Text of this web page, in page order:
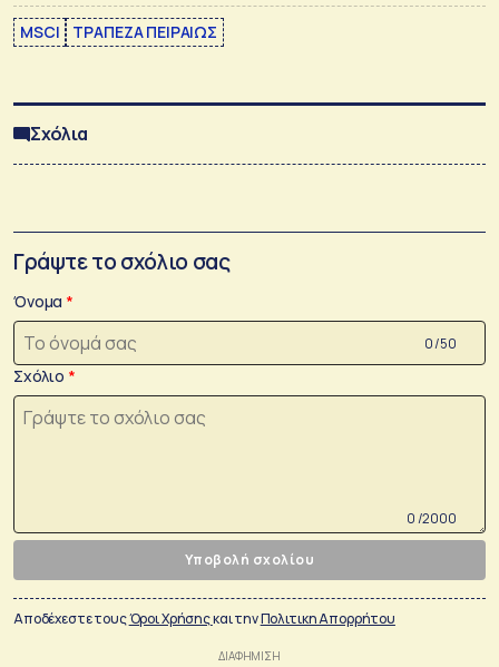
MSCI ΤΡΑΠΕΖΑ ΠΕΙΡΑΙΩΣ
Σχόλια
Γράψτε το σχόλιο σας
Όνομα
0 /50
Σχόλιο
0 /2000
Υποβολή σχολίου
Αποδέχεστε τουςΌροι Χρήσηςκαι τηνΠολιτικη Απορρήτου